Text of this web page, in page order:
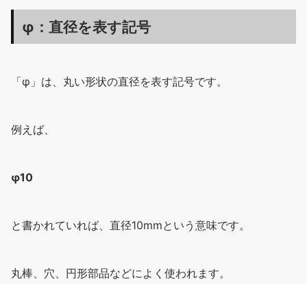
φ：直径を表す記号
「φ」は、丸い形状の直径を表す記号です。
例えば、
φ10
と書かれていれば、直径10mmという意味です。
丸棒、穴、円形部品などによく使われます。